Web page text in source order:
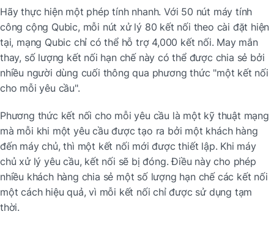
Hãy thực hiện một phép tính nhanh. Với 50 nút máy tính
công cộng Qubic, mỗi nút xử lý 80 kết nối theo cài đặt hiện
tại, mạng Qubic chỉ có thể hỗ trợ 4,000 kết nối. May mắn
thay, số lượng kết nối hạn chế này có thể được chia sẻ bởi
nhiều người dùng cuối thông qua phương thức "một kết nối
cho mỗi yêu cầu".
Phương thức kết nối cho mỗi yêu cầu là một kỹ thuật mạng
mà mỗi khi một yêu cầu được tạo ra bởi một khách hàng
đến máy chủ, thì một kết nối mới được thiết lập. Khi máy
chủ xử lý yêu cầu, kết nối sẽ bị đóng. Điều này cho phép
nhiều khách hàng chia sẻ một số lượng hạn chế các kết nối
một cách hiệu quả, vì mỗi kết nối chỉ được sử dụng tạm
thời.